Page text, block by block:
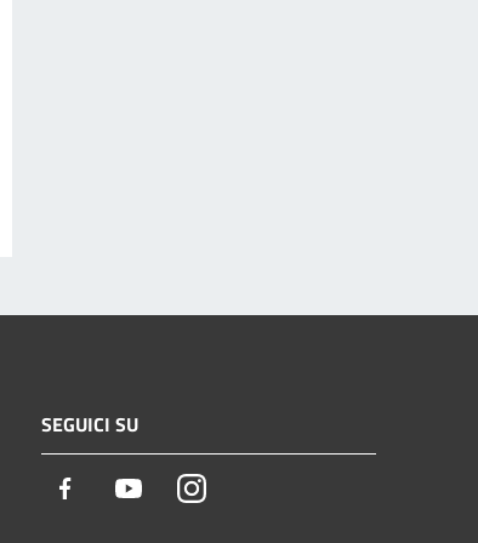
SEGUICI SU
Facebook YoutubeInstagram